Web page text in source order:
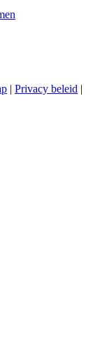
| Privacy beleid |